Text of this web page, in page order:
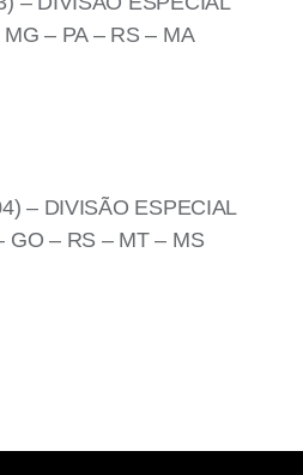
– PA – RS – MA
– DIVISÃO ESPECIAL
GO – RS – MT – MS